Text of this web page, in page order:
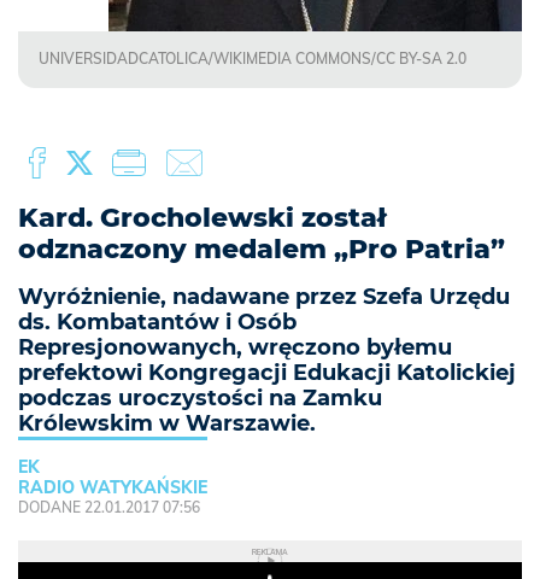
UNIVERSIDADCATOLICA/WIKIMEDIA COMMONS/CC BY-SA 2.0
Kard. Grocholewski został
odznaczony medalem „Pro Patria”
Wyróżnienie, nadawane przez Szefa Urzędu
ds. Kombatantów i Osób
Represjonowanych, wręczono byłemu
prefektowi Kongregacji Edukacji Katolickiej
podczas uroczystości na Zamku
Królewskim w Warszawie.
EK
RADIO WATYKAŃSKIE
DODANE 22.01.2017 07:56
REKLAMA